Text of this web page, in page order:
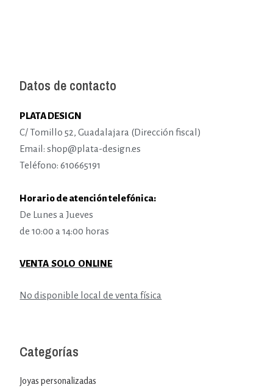
Datos de contacto
PLATA DESIGN
C/ Tomillo 52, Guadalajara (Dirección fiscal)
Email: shop@plata-design.es
Teléfono: 610665191
Horario de atención telefónica:
De Lunes a Jueves
de 10:00 a 14:00 horas
VENTA SOLO ONLINE
No disponible local de venta física
Categorías
Joyas personalizadas